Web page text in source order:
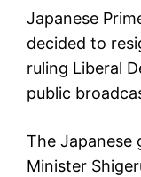
Japanese
decided to
ruling Liberal
public
The Japanese
Minister